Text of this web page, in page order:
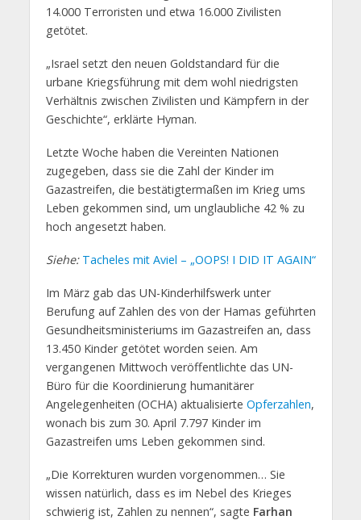
14.000 Terroristen und etwa 16.000 Zivilisten
getötet.
„Israel setzt den neuen Goldstandard für die
urbane Kriegsführung mit dem wohl niedrigsten
Verhältnis zwischen Zivilisten und Kämpfern in der
Geschichte“, erklärte Hyman.
Letzte Woche haben die Vereinten Nationen
zugegeben, dass sie die Zahl der Kinder im
Gazastreifen, die bestätigtermaßen im Krieg ums
Leben gekommen sind, um unglaubliche 42 % zu
hoch angesetzt haben.
Siehe: Tacheles mit Aviel – „OOPS! I DID IT AGAIN“
Im März gab das UN-Kinderhilfswerk unter
Berufung auf Zahlen des von der Hamas geführten
Gesundheitsministeriums im Gazastreifen an, dass
13.450 Kinder getötet worden seien. Am
vergangenen Mittwoch veröffentlichte das UN-
Büro für die Koordinierung humanitärer
Angelegenheiten (OCHA) aktualisierte Opferzahlen,
wonach bis zum 30. April 7.797 Kinder im
Gazastreifen ums Leben gekommen sind.
„Die Korrekturen wurden vorgenommen… Sie
wissen natürlich, dass es im Nebel des Krieges
schwierig ist, Zahlen zu nennen“, sagte Farhan